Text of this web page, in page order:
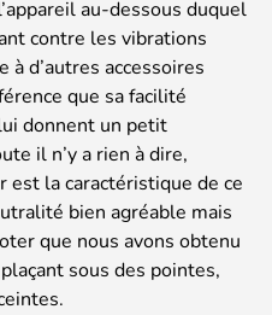
au-dessous duquel
contre les vibrations
d’autres accessoires
que sa facilité
donnent un petit
il n’y a rien à dire,
est la caractéristique de ce
bien agréable mais
que nous avons obtenu
sous des pointes,